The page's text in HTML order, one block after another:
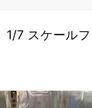
1/7 スケール